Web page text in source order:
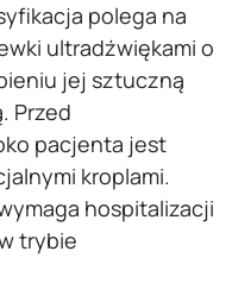
polega na
ultradźwiękami o
jej sztuczną
Przed
pacjenta jest
kroplami.
hospitalizacji
trybie